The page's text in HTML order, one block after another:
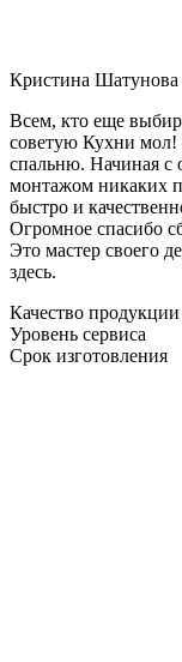
Кристина Шатунова
Всем, кто еще
советую Кухни мол!
спальню. Начиная с
монтажом никаких
быстро и
Огромное спасибо
Это мастер своего
здесь.
Качество продукции
Уровень сервиса
Срок изготовления